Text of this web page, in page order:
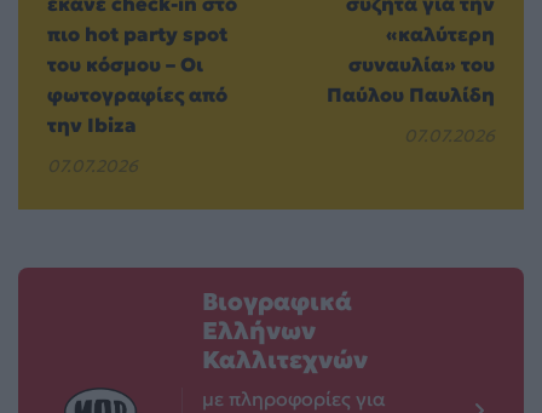
πιο hot party spot
του κόσμου – Οι
φωτογραφίες από
την Ibiza
07.07.2026
«καλύτερη
συναυλία» του
Παύλου Παυλίδη
07.07.2026
Βιογραφικά
Ελλήνων
Καλλιτεχνών
με πληροφορίες για